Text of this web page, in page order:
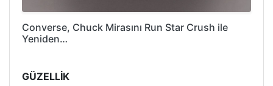
Converse, Chuck Mirasını Run Star Crush ile
Yeniden…
GÜZELLİK